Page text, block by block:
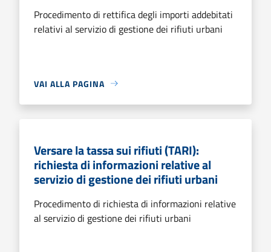
Procedimento di rettifica degli importi addebitati
relativi al servizio di gestione dei rifiuti urbani
VAI ALLA PAGINA
Versare la tassa sui rifiuti (TARI):
richiesta di informazioni relative al
servizio di gestione dei rifiuti urbani
Procedimento di richiesta di informazioni relative
al servizio di gestione dei rifiuti urbani